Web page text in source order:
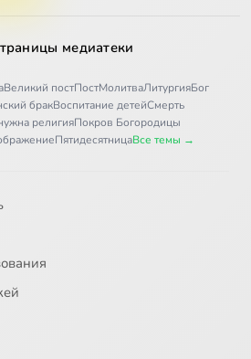
медиатеки
Великий постПостМолитваЛитургияБог
бракВоспитание детейСмерть
религияПокров Богородицы
ПятидесятницаВсе темы →